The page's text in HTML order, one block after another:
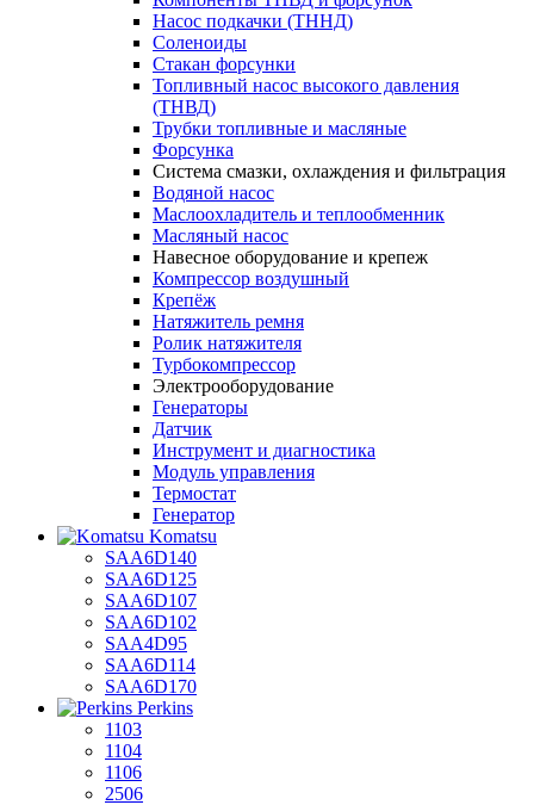
Насос подкачки (ТННД)
Соленоиды
Стакан форсунки
Топливный насос высокого давления
(ТНВД)
Трубки топливные и масляные
Форсунка
Система смазки, охлаждения и фильтрация
Водяной насос
Маслоохладитель и теплообменник
Масляный насос
Навесное оборудование и крепеж
Компрессор воздушный
Крепёж
Натяжитель ремня
Ролик натяжителя
Турбокомпрессор
Электрооборудование
Генераторы
Датчик
Инструмент и диагностика
Модуль управления
Термостат
Генератор
Komatsu
SAA6D140
SAA6D125
SAA6D107
SAA6D102
SAA4D95
SAA6D114
SAA6D170
Perkins
1103
1104
1106
2506